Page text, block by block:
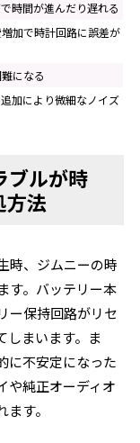
時間が進んだり遅れる
加で時計回路に誤差が
になる
加により微細なノイズ
ブルが時
方法
時、ジムニーの時
す。バッテリー本
ー保持回路がリセ
しまいます。ま
に不安定になった
や純正オーディオ
す。